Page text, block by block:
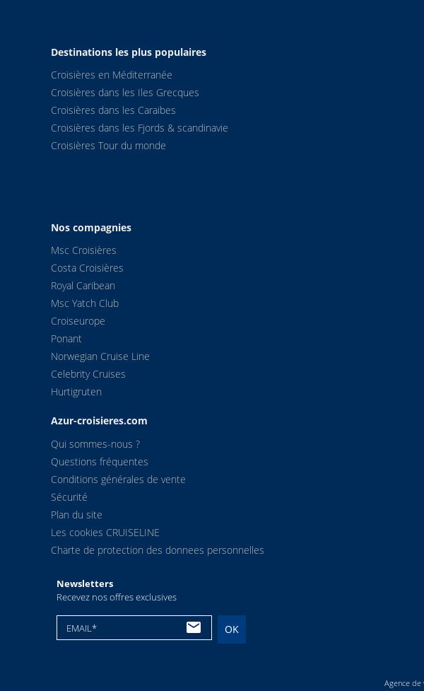
Destinations les plus populaires
Croisières en Méditerranée
Croisières dans les Iles Grecques
Croisières dans les Caraibes
Croisières dans les Fjords & scandinavie
Croisières Tour du monde
Nos compagnies
Msc Croisières
Costa Croisières
Royal Caribean
Msc Yatch Club
Croiseurope
Ponant
Norwegian Cruise Line
Celebrity Cruises
Hurtigruten
Azur-croisieres.com
Qui sommes-nous ?
Questions fréquentes
Conditions générales de vente
Sécurité
Plan du site
Les cookies CRUISELINE
Charte de protection des donnees personnelles
Newsletters
Recevez nos offres exclusives
EMAIL* OK
Agence de